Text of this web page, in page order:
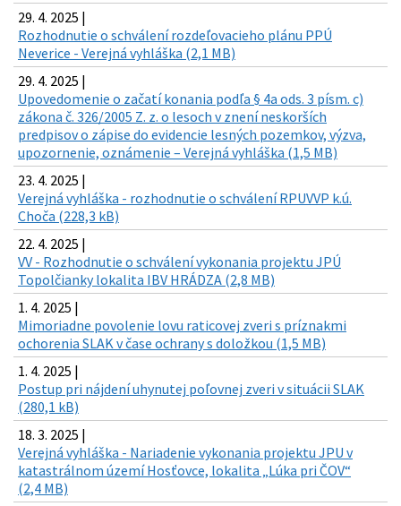
29. 4. 2025 |
Rozhodnutie o schválení rozdeľovacieho plánu PPÚ
Neverice - Verejná vyhláška (2,1 MB)
29. 4. 2025 |
Upovedomenie o začatí konania podľa § 4a ods. 3 písm. c)
zákona č. 326/2005 Z. z. o lesoch v znení neskorších
predpisov o zápise do evidencie lesných pozemkov, výzva,
upozornenie, oznámenie – Verejná vyhláška (1,5 MB)
23. 4. 2025 |
Verejná vyhláška - rozhodnutie o schválení RPUVVP k.ú.
Choča (228,3 kB)
22. 4. 2025 |
VV - Rozhodnutie o schválení vykonania projektu JPÚ
Topolčianky lokalita IBV HRÁDZA (2,8 MB)
1. 4. 2025 |
Mimoriadne povolenie lovu raticovej zveri s príznakmi
ochorenia SLAK v čase ochrany s doložkou (1,5 MB)
1. 4. 2025 |
Postup pri nájdení uhynutej poľovnej zveri v situácii SLAK
(280,1 kB)
18. 3. 2025 |
Verejná vyhláška - Nariadenie vykonania projektu JPU v
katastrálnom území Hosťovce, lokalita „Lúka pri ČOV“
(2,4 MB)